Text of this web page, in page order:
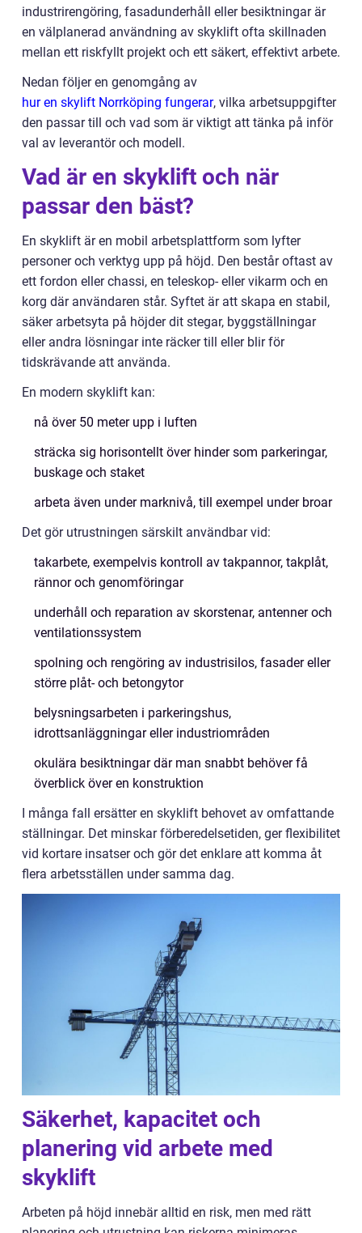
industrirengöring, fasadunderhåll eller besiktningar är
en välplanerad användning av skyklift ofta skillnaden
mellan ett riskfyllt projekt och ett säkert, effektivt arbete.
Nedan följer en genomgång av
hur en skylift Norrköping fungerar, vilka arbetsuppgifter
den passar till och vad som är viktigt att tänka på inför
val av leverantör och modell.
Vad är en skyklift och när
passar den bäst?
En skyklift är en mobil arbetsplattform som lyfter
personer och verktyg upp på höjd. Den består oftast av
ett fordon eller chassi, en teleskop- eller vikarm och en
korg där användaren står. Syftet är att skapa en stabil,
säker arbetsyta på höjder dit stegar, byggställningar
eller andra lösningar inte räcker till eller blir för
tidskrävande att använda.
En modern skyklift kan:
nå över 50 meter upp i luften
sträcka sig horisontellt över hinder som parkeringar,
buskage och staket
arbeta även under marknivå, till exempel under broar
Det gör utrustningen särskilt användbar vid:
takarbete, exempelvis kontroll av takpannor, takplåt,
rännor och genomföringar
underhåll och reparation av skorstenar, antenner och
ventilationssystem
spolning och rengöring av industrisilos, fasader eller
större plåt- och betongytor
belysningsarbeten i parkeringshus,
idrottsanläggningar eller industriområden
okulära besiktningar där man snabbt behöver få
överblick över en konstruktion
I många fall ersätter en skyklift behovet av omfattande
ställningar. Det minskar förberedelsetiden, ger flexibilitet
vid kortare insatser och gör det enklare att komma åt
flera arbetsställen under samma dag.
Säkerhet, kapacitet och
planering vid arbete med
skyklift
Arbeten på höjd innebär alltid en risk, men med rätt